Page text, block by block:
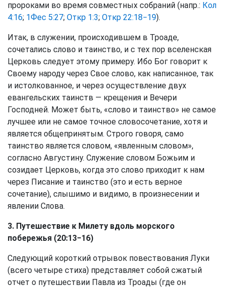
пророками во время совместных собраний (напр.: Кол
4:16; 1Фес 5:27; Откр 1:3; Откр 22:18−19).
Итак, в служении, происходившем в Троаде,
сочетались слово и таинство, и с тех пор вселенская
Церковь следует этому примеру. Ибо Бог говорит к
Своему народу через Свое слово, как написанное, так
и истолкованное, и через осуществление двух
евангельских таинств — крещения и Вечери
Господней. Может быть, «слово и таинство» не самое
лучшее или не самое точное словосочетание, хотя и
является общепринятым. Строго говоря, само
таинство является словом, «явленным словом»,
согласно Августину. Служение словом Божьим и
созидает Церковь, когда это слово приходит к нам
через Писание и таинство (это и есть верное
сочетание), слышимо и видимо, в произнесении и
явлении Слова.
3. Путешествие к Милету вдоль морского
побережья (20:13−16)
Следующий короткий отрывок повествования Луки
(всего четыре стиха) представляет собой сжатый
отчет о путешествии Павла из Троады (где он